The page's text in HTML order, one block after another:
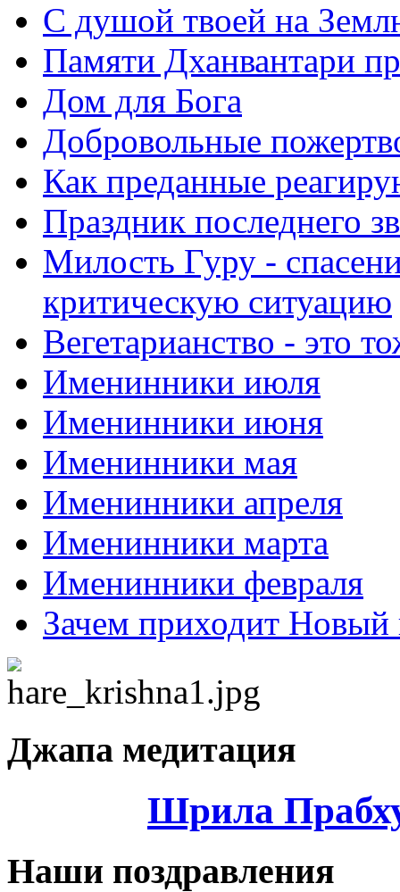
С душой твоей на
Памяти Дханвантари
Дом для Бога
Добровольные
Как преданные
Праздник последнего
Милость Гуру -
критическую ситуацию
Вегетарианство - это
Именинники июля
Именинники июня
Именинники мая
Именинники апреля
Именинники марта
Именинники февраля
Зачем приходит Новый
Джапа медитация
Шрила
Наши поздравления